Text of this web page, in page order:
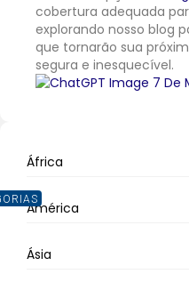
cobertura adequada
explorando nosso blog
que tornarão sua
segura e inesquecível.
África
América
Ásia